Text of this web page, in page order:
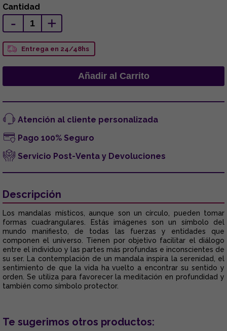
Cantidad
- +
Entrega en 24/48hs
Atención al cliente personalizada
Pago 100% Seguro
Servicio Post-Venta y Devoluciones
Descripción
Los mandalas místicos, aunque son un círculo, pueden tomar
formas cuadrangulares. Estás imágenes son un símbolo del
mundo manifiesto, de todas las fuerzas y entidades que
componen el universo. Tienen por objetivo facilitar el diálogo
entre el individuo y las partes más profundas e inconscientes de
su ser. La contemplación de un mandala inspira la serenidad, el
sentimiento de que la vida ha vuelto a encontrar su sentido y
orden. Se utiliza para favorecer la meditación en profundidad y
también como símbolo protector.
Te sugerimos otros productos: